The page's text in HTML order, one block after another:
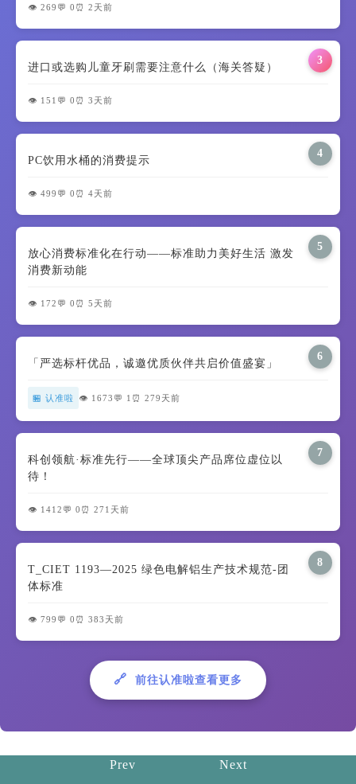
👁️ 269 💬 0 ⏰ 2天前
3
进口或选购儿童牙刷需要注意什么（海关答疑）
👁️ 151 💬 0 ⏰ 3天前
4
PC饮用水桶的消费提示
👁️ 499 💬 0 ⏰ 4天前
5
放心消费标准化在行动——标准助力美好生活 激发
消费新动能
👁️ 172 💬 0 ⏰ 5天前
6
「严选标杆优品，诚邀优质伙伴共启价值盛宴」
🏪 认准啦 👁️ 1673 💬 1 ⏰ 279天前
7
科创领航·标准先行——全球顶尖产品席位虚位以
待！
👁️ 1412 💬 0 ⏰ 271天前
8
T_CIET 1193—2025 绿色电解铝生产技术规范-团
体标准
👁️ 799 💬 0 ⏰ 383天前
🔗 前往认准啦查看更多
Prev Next